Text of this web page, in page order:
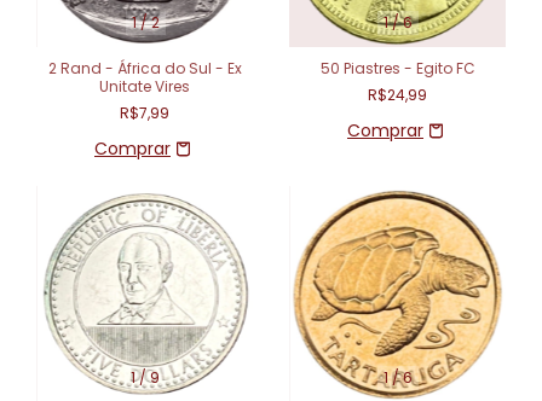
1/2
2 Rand - África do Sul - Ex
Unitate Vires
R$7,99
1/6
50 Piastres - Egito FC
R$24,99
1/9 1/6